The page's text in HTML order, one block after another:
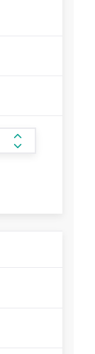
form.increase-